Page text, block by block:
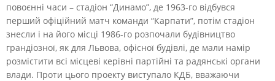
повоєнні часи – стадіон “Динамо”, де 1963-го відбувся
перший офіційний матч команди “Карпати”, потім стадіон
знесли і на його місці 1986-го розпочали будівництво
грандіозної, як для Львова, офісної будівлі, де мали намір
розмістити всі місцеві керівні партійні та радянські органи
влади. Проти цього проекту виступало КДБ, вважаючи